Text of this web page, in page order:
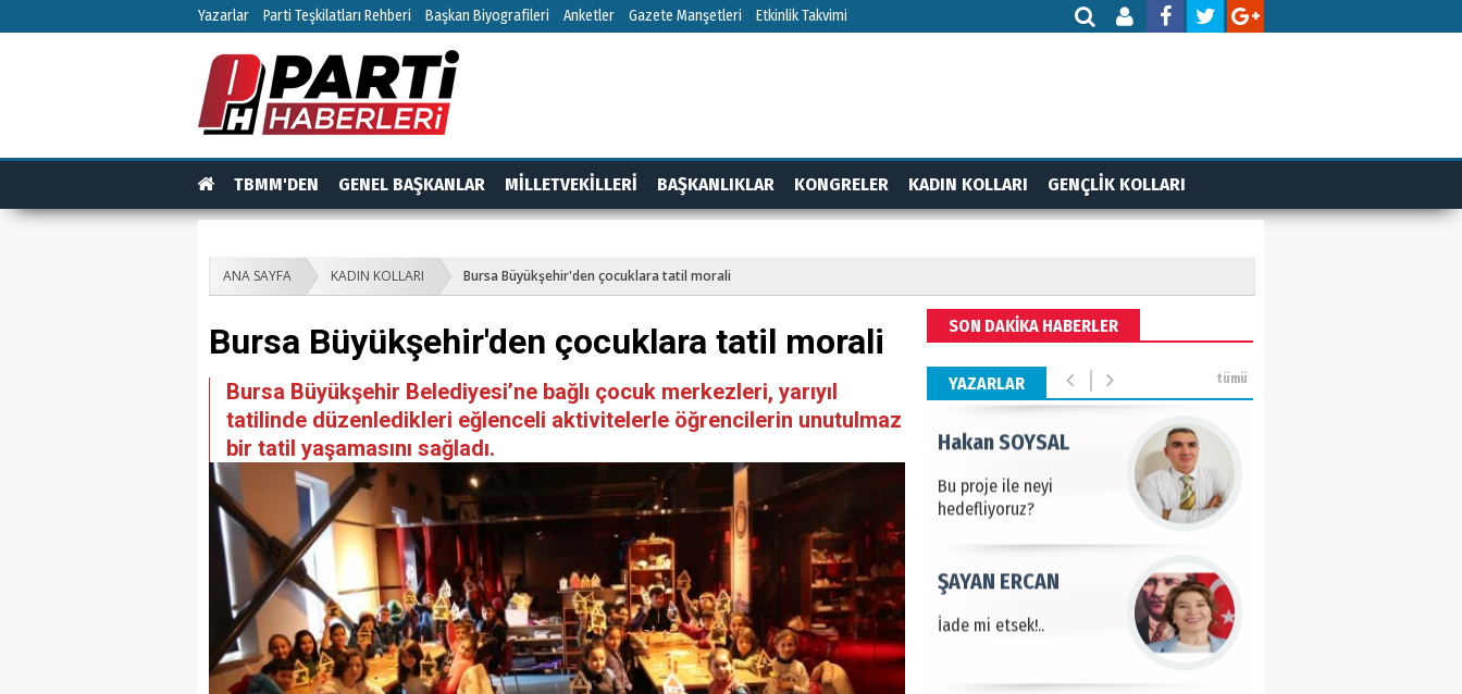
Yazarlar Parti Teşkilatları Rehberi Başkan Biyografileri Anketler Gazete Manşetleri Etkinlik Takvimi
TBMM'DEN GENEL BAŞKANLAR MİLLETVEKİLLERİ BAŞKANLIKLAR KONGRELER KADIN KOLLARI GENÇLİK KOLLARI
ANA SAYFA KADIN KOLLARI Bursa Büyükşehir'den çocuklara tatil morali
Bursa Büyükşehir'den çocuklara tatil morali
Bursa Büyükşehir Belediyesi’ne bağlı çocuk merkezleri, yarıyıl
tatilinde düzenledikleri eğlenceli aktivitelerle öğrencilerin unutulmaz
bir tatil yaşamasını sağladı.
SON DAKİKA HABERLER
YAZARLAR tümü
HÜSAMETTİN TAŞDEMİR
BAŞYAZI - Sağlık turizminde
önemli başarı…
NECDET BULUZ
Türkiye tarımla para
kazanır..
ALİ BEKTAN
Bu proje ile neyi
hedefliyoruz?
Hakan SOYSAL
İade mi etsek!..
ŞAYAN ERCAN